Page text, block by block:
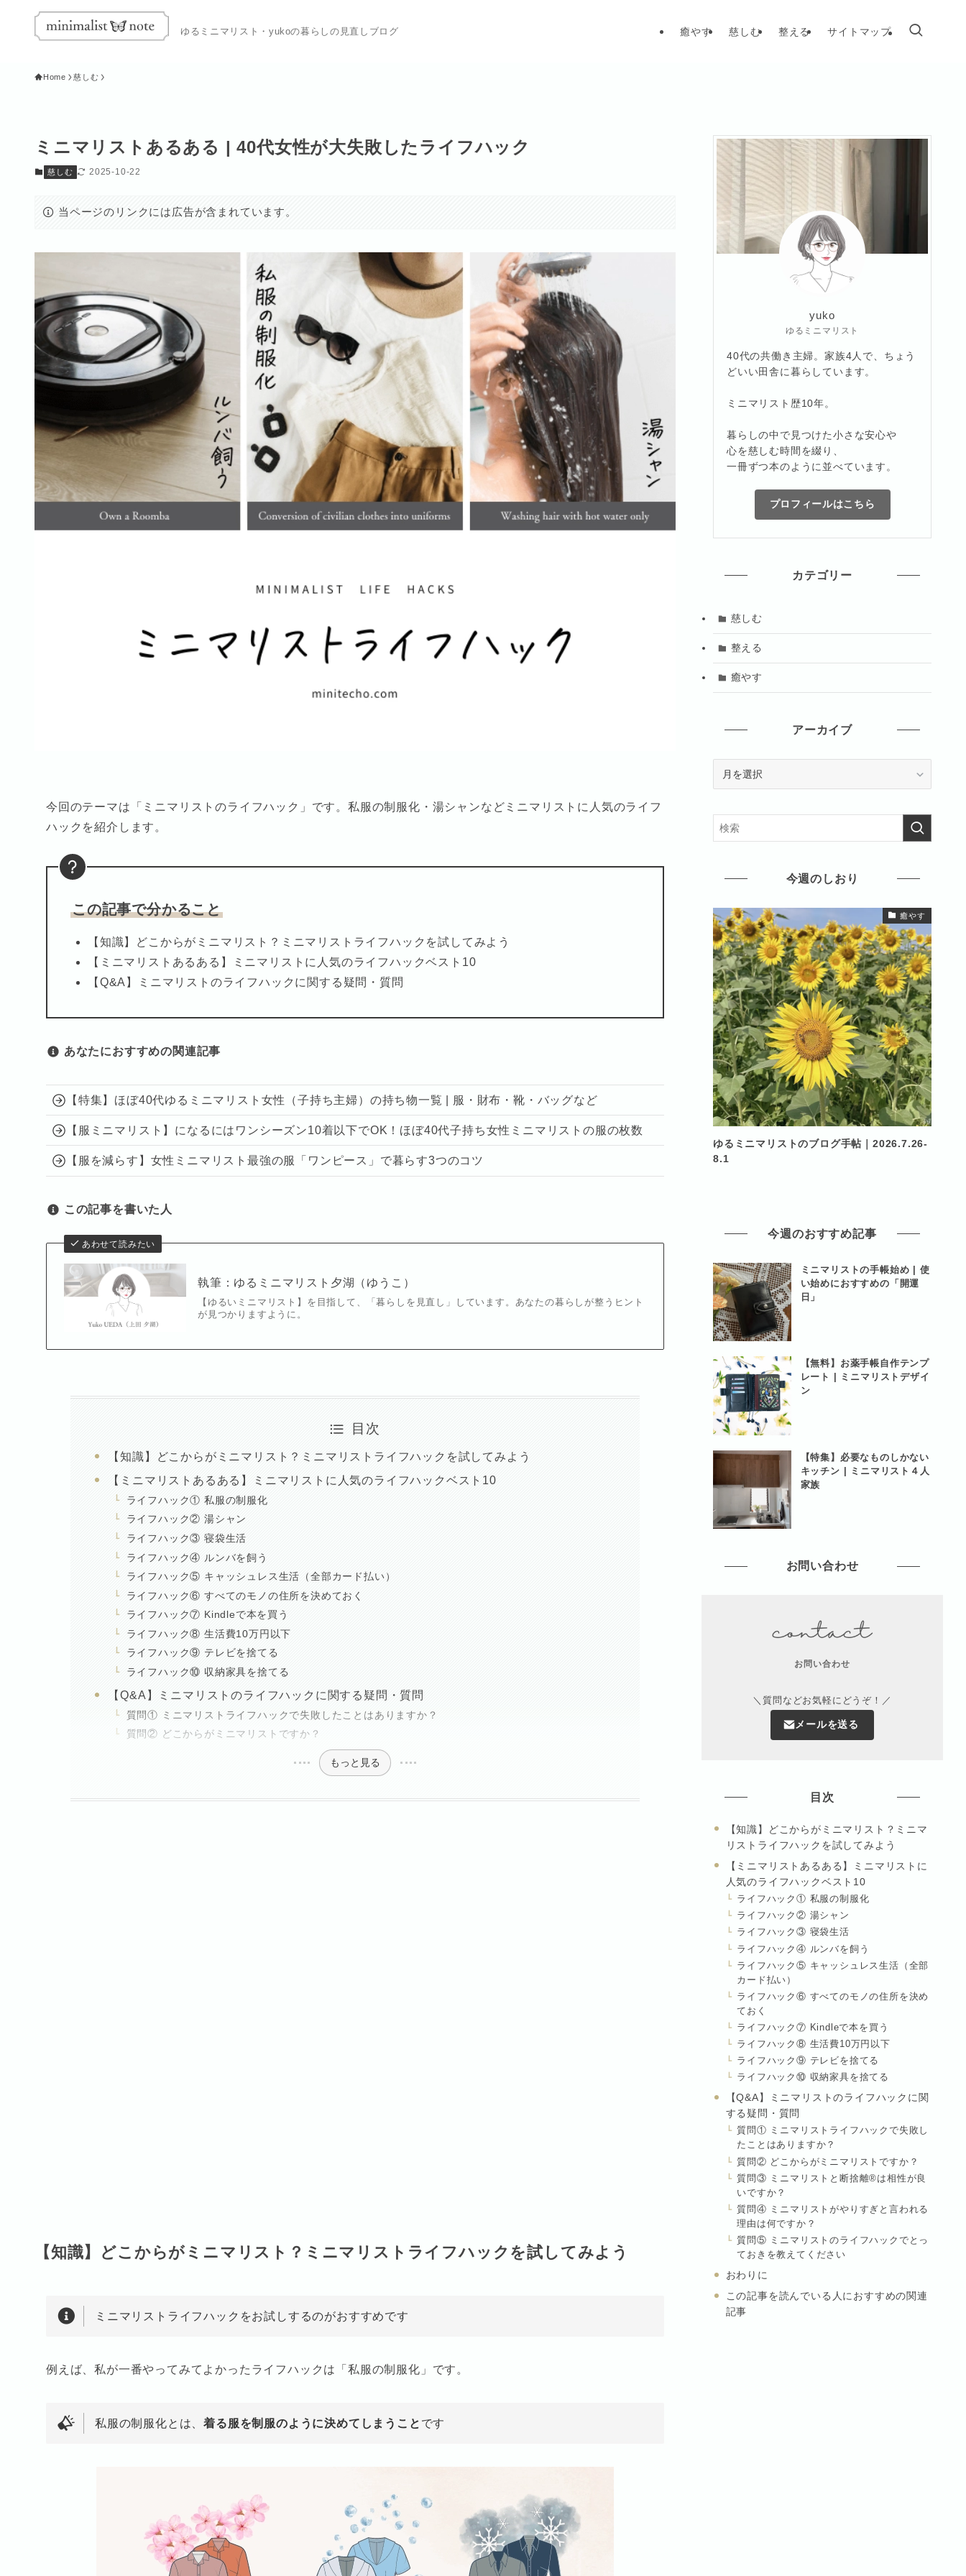
ゆるミニマリスト・yukoの暮らしの見直しブログ 癒やす 慈しむ 整える サイトマップ
Home 慈しむ
ミニマリストあるある | 40代女性が大失敗したライフハック
慈しむ 2025-10-22
当ページのリンクには広告が含まれています。
今回のテーマは「ミニマリストのライフハック」です。私服の制服化・湯シャンなどミニマリストに人気のライフ
ハックを紹介します。
この記事で分かること
【知識】どこからがミニマリスト？ミニマリストライフハックを試してみよう
【ミニマリストあるある】ミニマリストに人気のライフハックベスト10
【Q&A】ミニマリストのライフハックに関する疑問・質問
あなたにおすすめの関連記事
【特集】ほぼ40代ゆるミニマリスト女性（子持ち主婦）の持ち物一覧 | 服・財布・靴・バッグなど
【服ミニマリスト】になるにはワンシーズン10着以下でOK！ほぼ40代子持ち女性ミニマリストの服の枚数
【服を減らす】女性ミニマリスト最強の服「ワンピース」で暮らす3つのコツ
この記事を書いた人
あわせて読みたい
執筆：ゆるミニマリスト夕湖（ゆうこ）
【ゆるいミニマリスト】を目指して、「暮らしを見直し」しています。あなたの暮らしが整うヒント
が見つかりますように。
目次
【知識】どこからがミニマリスト？ミニマリストライフハックを試してみよう
【ミニマリストあるある】ミニマリストに人気のライフハックベスト10
ライフハック① 私服の制服化
ライフハック② 湯シャン
ライフハック③ 寝袋生活
ライフハック④ ルンバを飼う
ライフハック⑤ キャッシュレス生活（全部カード払い）
ライフハック⑥ すべてのモノの住所を決めておく
ライフハック⑦ Kindleで本を買う
ライフハック⑧ 生活費10万円以下
ライフハック⑨ テレビを捨てる
ライフハック⑩ 収納家具を捨てる
【Q&A】ミニマリストのライフハックに関する疑問・質問
質問① ミニマリストライフハックで失敗したことはありますか？
質問② どこからがミニマリストですか？
もっと見る
【知識】どこからがミニマリスト？ミニマリストライフハックを試してみよう
ミニマリストライフハックをお試しするのがおすすめです
例えば、私が一番やってみてよかったライフハックは「私服の制服化」です。
私服の制服化とは、着る服を制服のように決めてしまうこと です
yuko
ゆるミニマリスト
40代の共働き主婦。家族4人で、ちょう
どいい田舎に暮らしています。
ミニマリスト歴10年。
暮らしの中で見つけた小さな安心や
心を慈しむ時間を綴り、
一冊ずつ本のように並べています。
プロフィールはこちら
カテゴリー
慈しむ
整える
癒やす
アーカイブ
イ
ブ
今週のしおり
癒やす
ゆるミニマリストのブログ手帖｜2026.7.26-
8.1
今週のおすすめ記事
ミニマリストの手帳始め | 使
い始めにおすすめの「開運
日」
【無料】お薬手帳自作テンプ
レート | ミニマリストデザイ
ン
【特集】必要なものしかない
キッチン | ミニマリスト４人
家族
お問い合わせ
お問い合わせ
＼質問などお気軽にどうぞ！／
メールを送る
目次
【知識】どこからがミニマリスト？ミニマ
リストライフハックを試してみよう
【ミニマリストあるある】ミニマリストに
人気のライフハックベスト10
ライフハック① 私服の制服化
ライフハック② 湯シャン
ライフハック③ 寝袋生活
ライフハック④ ルンバを飼う
ライフハック⑤ キャッシュレス生活（全部
カード払い）
ライフハック⑥ すべてのモノの住所を決め
ておく
ライフハック⑦ Kindleで本を買う
ライフハック⑧ 生活費10万円以下
ライフハック⑨ テレビを捨てる
ライフハック⑩ 収納家具を捨てる
【Q&A】ミニマリストのライフハックに関
する疑問・質問
質問① ミニマリストライフハックで失敗し
たことはありますか？
質問② どこからがミニマリストですか？
質問③ ミニマリストと断捨離®は相性が良
いですか？
質問④ ミニマリストがやりすぎと言われる
理由は何ですか？
質問⑤ ミニマリストのライフハックでとっ
ておきを教えてください
おわりに
この記事を読んでいる人におすすめの関連
記事